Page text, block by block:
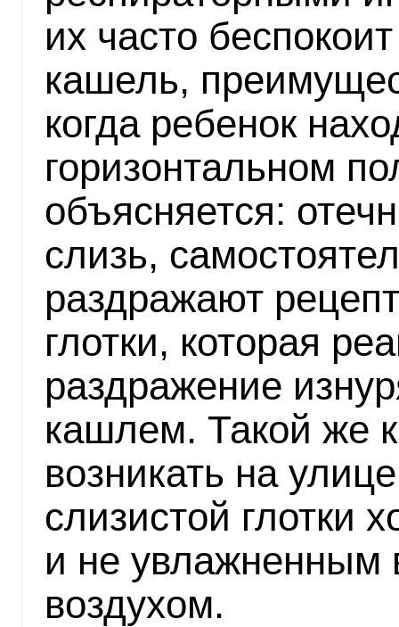
их часто
кашель,
когда ребенок
горизонтальном
объясняется:
слизь,
раздражают
глотки, которая
раздражение
кашлем. Такой же
возникать на
слизистой глотки
и не увлажненным
воздухом.